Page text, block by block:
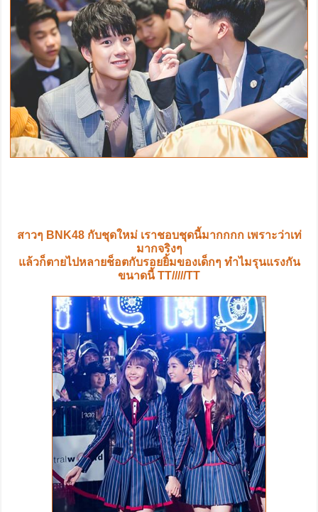
สาวๆ BNK48 กับชุดใหม่ เราชอบชุดนี้มากกกก เพราะว่าเท่
มากจริงๆ
แล้วก็ตายไปหลายช็อตกับรอยยิ้มของเด็กๆ ทำไมรุนแรงกัน
ขนาดนี้ TT/////TT